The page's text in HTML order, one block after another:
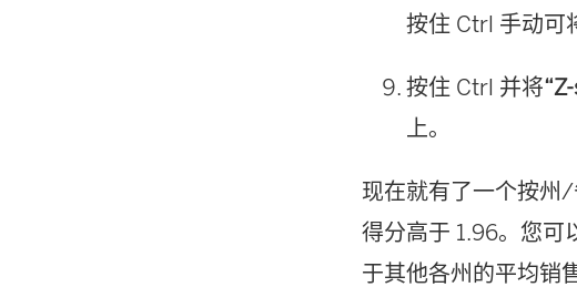
按住 Ctrl 手动可
按住 Ctrl 并将
上。
现在就有了一个按州
得分高于 1.96。您可
于其他各州的平均销